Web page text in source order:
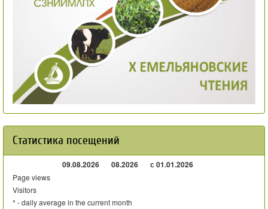
Статистика посещений
09.08.2026 08.2026 с 01.01.2026
Page views
Visitors
* - daily average in the current month